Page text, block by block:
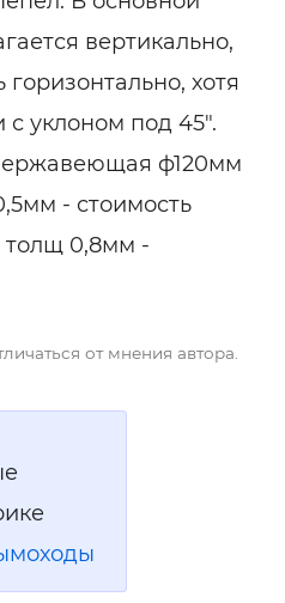
вертикально,
хотя
с уклоном под 45".
ф120мм
- стоимость
толщ 0,8мм -
от мнения автора.